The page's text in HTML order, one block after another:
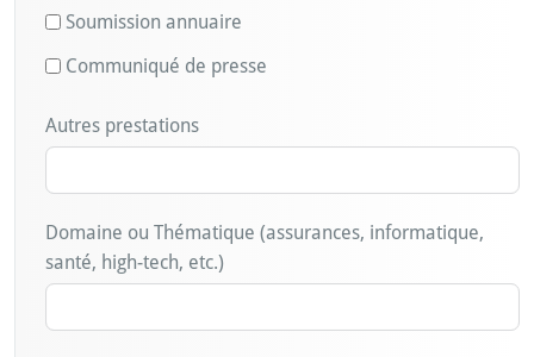
Soumission annuaire
Communiqué de presse
Autres prestations
Domaine ou Thématique (assurances, informatique,
santé, high-tech, etc.)